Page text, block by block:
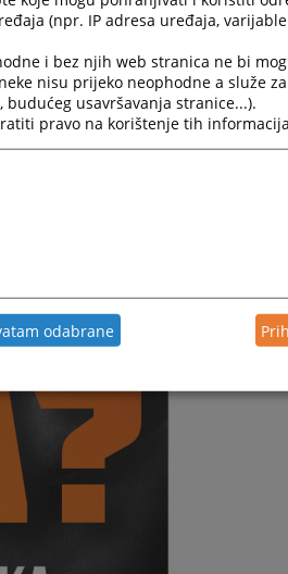
(npr. IP adresa uređaja,
i bez njih web stranica ne bi
nisu prijeko neophodne a služe
usavršavanja stranice...).
pravo na korištenje tih
odabrane